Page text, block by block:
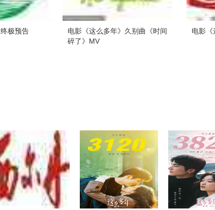
极预告
电影《这么多年》久别曲《时间
碎了》MV
电影